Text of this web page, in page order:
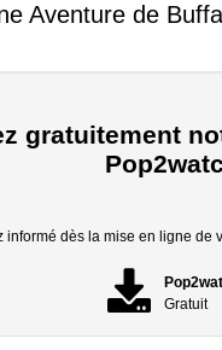
Aventure de
gratuitement
informé dès la mise en ligne de
Gratuit